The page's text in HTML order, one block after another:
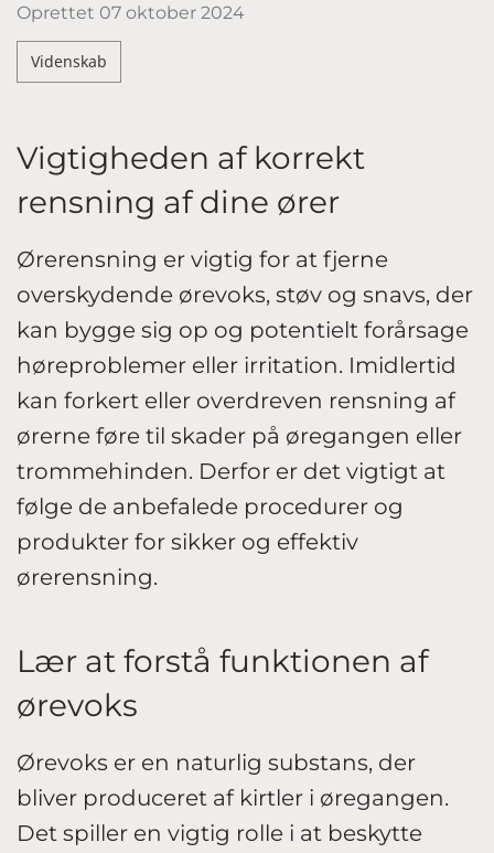
Oprettet 07 oktober 2024
Videnskab
Vigtigheden af korrekt
rensning af dine ører
Ørerensning er vigtig for at fjerne
overskydende ørevoks, støv og snavs, der
kan bygge sig op og potentielt forårsage
høreproblemer eller irritation. Imidlertid
kan forkert eller overdreven rensning af
ørerne føre til skader på øregangen eller
trommehinden. Derfor er det vigtigt at
følge de anbefalede procedurer og
produkter for sikker og effektiv
ørerensning.
Lær at forstå funktionen af
ørevoks
Ørevoks er en naturlig substans, der
bliver produceret af kirtler i øregangen.
Det spiller en vigtig rolle i at beskytte